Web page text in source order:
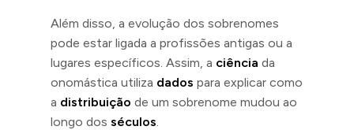
Além disso, a evolução dos sobrenomes
pode estar ligada a profissões antigas ou a
lugares específicos. Assim, a ciência da
onomástica utiliza dados para explicar como
a distribuição de um sobrenome mudou ao
longo dos séculos.